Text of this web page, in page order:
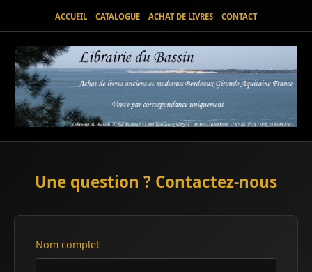
ACCUEIL CATALOGUE ACHAT DE LIVRES CONTACT
Une question ? Contactez-nous
Nom complet